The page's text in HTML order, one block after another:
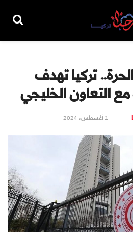
تركيا تهدف
التعاون الخليجي
1 أغسطس، 2024